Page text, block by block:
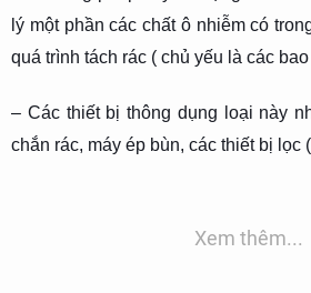
lý một phần các chất ô nhiễm có
quá trình tách rác ( chủ yếu là các
– Các thiết bị thông dụng loại này
chắn rác, máy ép bùn, các thiết bị lọc
Xem thêm...